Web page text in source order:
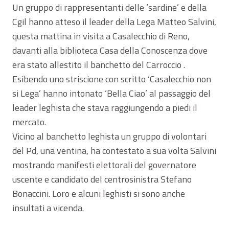
Un gruppo di rappresentanti delle ‘sardine’ e della
Cgil hanno atteso il leader della Lega Matteo Salvini,
questa mattina in visita a Casalecchio di Reno,
davanti alla biblioteca Casa della Conoscenza dove
era stato allestito il banchetto del Carroccio .
Esibendo uno striscione con scritto ‘Casalecchio non
si Lega’ hanno intonato ‘Bella Ciao’ al passaggio del
leader leghista che stava raggiungendo a piedi il
mercato.
Vicino al banchetto leghista un gruppo di volontari
del Pd, una ventina, ha contestato a sua volta Salvini
mostrando manifesti elettorali del governatore
uscente e candidato del centrosinistra Stefano
Bonaccini. Loro e alcuni leghisti si sono anche
insultati a vicenda.